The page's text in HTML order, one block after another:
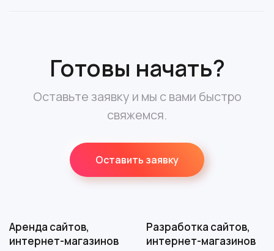
Готовы начать?
Оставьте заявку и мы с вами быстро
свяжемся.
Оставить заявку
Аренда сайтов,
интернет-магазинов
Разработка сайтов,
интернет-магазинов